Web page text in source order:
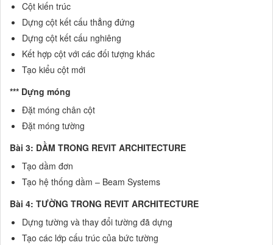
Cột kiến trúc
Dựng cột kết cấu thẳng đứng
Dựng cột kết cấu nghiêng
Kết hợp cột với các đối tượng khác
Tạo kiểu cột mới
*** Dựng móng
Đặt móng chân cột
Đặt móng tường
Bài 3: DẦM TRONG REVIT ARCHITECTURE
Tạo dầm đơn
Tạo hệ thống dầm – Beam Systems
Bài 4: TƯỜNG TRONG REVIT ARCHITECTURE
Dựng tường và thay đổi tường đã dựng
Tạo các lớp cấu trúc của bức tường